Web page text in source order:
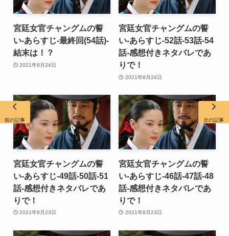
宮廷女官チャングムの誓
い-あらすじ-最終回(54話)-
結末は！？
2021年8月24日
宮廷女官チャングムの誓
い-あらすじ-52話-53話-54
話-感想付きネタバレであ
りで！
2021年8月24日
宮廷女官チャングムの誓
い-あらすじ-49話-50話-51
話-感想付きネタバレであ
りで！
2021年8月23日
宮廷女官チャングムの誓
い-あらすじ-46話-47話-48
話-感想付きネタバレであ
りで！
2021年8月23日
前の記事 次の記事